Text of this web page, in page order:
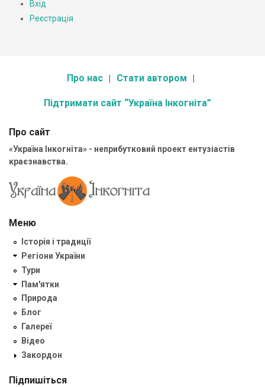
Вхід
Реєстрація
Про нас Стати автором
Підтримати сайт “Україна Інкогніта”
Про сайт
«Україна Інкогніта» - неприбутковий проект ентузіастів
краєзнавства.
Меню
Історія і традиції
Регіони України
Тури
Пам'ятки
Природа
Блог
Галереї
Відео
Закордон
Підпишіться